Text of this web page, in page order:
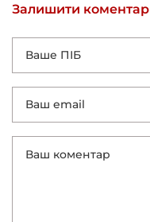
Залишити коментар